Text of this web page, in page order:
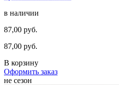
в наличии
87,00 руб.
87,00 руб.
В корзину
Оформить заказ
не сезон